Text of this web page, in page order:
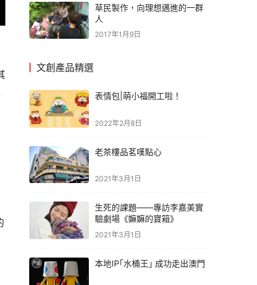
草民製作，向理想邁進的一群
人
2017年1月9日
文創產品精選
表情包|萌小福開工啦！
2022年2月8日
老茶樓品茗嘆點心
2021年3月1日
生死的課題——專訪李嘉美實
驗劇場《嫲嫲的寶箱》
2021年3月1日
本地IP｢水桶王｣ 成功走出澳門